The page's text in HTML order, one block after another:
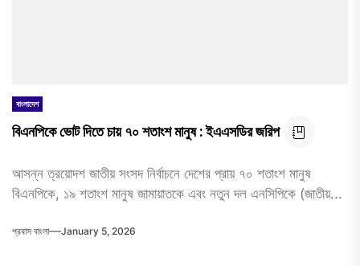
বাংলাদেশ
বিএনপিকে ভোট দিতে চায় ৭০ শতাংশ মানুষ : ইএএসডির জরিপ
আসন্ন ত্রয়োদশ জাতীয় সংসদ নির্বাচনে দেশের প্রায় ৭০ শতাংশ মানুষ
বিএনপিকে, ১৯ শতাংশ মানুষ জামায়াতকে এবং নতুন দল এনসিপিকে (জাতীয়...
প্রবাস বাংলা January 5, 2026